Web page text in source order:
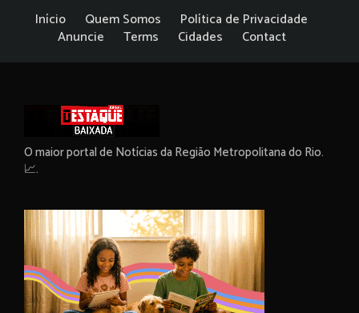
Início Quem Somos
Política de Privacidade
Anuncie
Terms Cidades Contact
O maior portal de Notícias da Região Metropolitana do Rio.
📈.